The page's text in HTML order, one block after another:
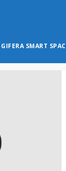
GIFERA SMART